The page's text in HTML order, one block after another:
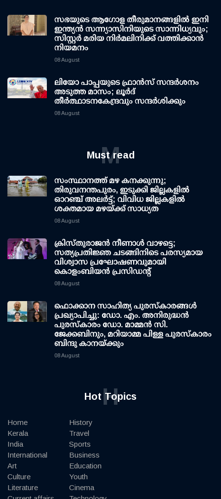
സഭയുടെ ആഗോള തീരുമാനങ്ങളിൽ ഇനി
ഇന്ത്യൻ സന്ന്യാസിനിയുടെ സാന്നിധ്യവും;
സിസ്റ്റർ മരിയ നിർമലിനിക്ക് വത്തിക്കാൻ
നിയമനം
08 August
ലിയോ പാപ്പയുടെ ഫ്രാൻസ് സന്ദർശനം
അടുത്ത മാസം; ലൂർദ്
തീർത്ഥാടനകേന്ദ്രവും സന്ദർശിക്കും
08 August
Must read
M
സംസ്ഥാനത്ത് മഴ കനക്കുന്നു;
തിരുവനന്തപുരം, ഇടുക്കി ജില്ലകളിൽ
ഓറഞ്ച് അലർട്ട്; വിവിധ ജില്ലകളിൽ
ശക്തമായ മഴയ്ക്ക് സാധ്യത
08 August
ക്രിസ്തുരാജൻ നീണാൾ വാഴട്ടെ;
സത്യപ്രതിജ്ഞ ചടങ്ങിനിടെ പരസ്യമായ
വിശ്വാസ പ്രഘോഷണവുമായി
കൊളംബിയൻ പ്രസിഡന്റ്
08 August
ഫൊക്കാന സാഹിത്യ പുരസ്‌കാരങ്ങള്‍
പ്രഖ്യാപിച്ചു: ഡോ. എം. അനിരുദ്ധന്‍
പുരസ്‌കാരം ഡോ. മാമ്മന്‍ സി.
ജേക്കബിനും, മറിയാമ്മ പിള്ള പുരസ്‌കാരം
ബിന്ദു കാനയ്ക്കും
08 August
Hot Topics
H
Home
Kerala
India
International
Art
Culture
Literature
History
Travel
Sports
Business
Education
Youth
Cinema